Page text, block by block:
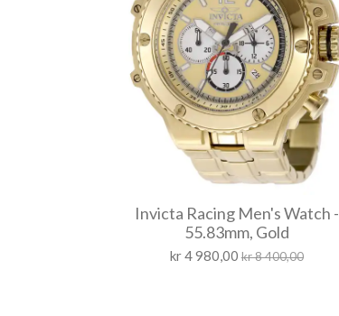
Invicta Racing Men's Watch -
55.83mm, Gold
kr 4 980,00 kr 8 400,00